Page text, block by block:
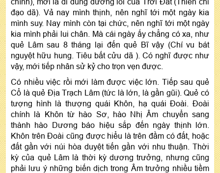
đạo dã). Vả nay mình thịnh, nên nghĩ tới một ngày kia
mình suy. Nay mình còn tại chức, nên nghĩ tới một ngày
kia mình phải lui chân. Mà cái ngày ấy chẳng có xa, như
quẻ Lâm sau 8 tháng lại đến quẻ Bĩ vậy (Chí vu bát
nguyệt hữu hung. Tiêu bất cửu dã ). Có nghĩ được như
vậy, mới tiếp nhân sử kỷ cho trọn vẹn được.
Có nhiều việc rồi mới làm được việc lớn. Tiếp sau quẻ
Cổ là quẻ Địa Trạch Lâm (tức là lớn, là gần gũi). Quẻ có
tượng hình là thượng quái Khôn, hạ quái Đoài. Đoài
chính là Khôn từ hào Sơ, hào Nhị Âm chuyển sang
thành hào Dương báo hiệu sắp đến ngày thịnh lớn.
Khôn trên Đoài cũng được hiểu là trên đầm có đất, hoặc
đất gần với núi hòa duyệt tiến gần với nhu thuận. Thời
kỳ của quẻ Lâm là thời kỳ dương trưởng, nhưng cũng
phải lưu ý những biến dịch trong Âm trưởng nhiều tiềm